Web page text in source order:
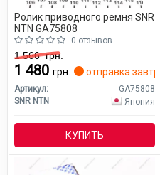
Ролик приводного ремня SNR
NTN GA75808
0 отзывов
1 566грн.
1 480 грн. отправка завтра
Артикул:
GA75808
SNR NTN
Япония
КУПИТЬ